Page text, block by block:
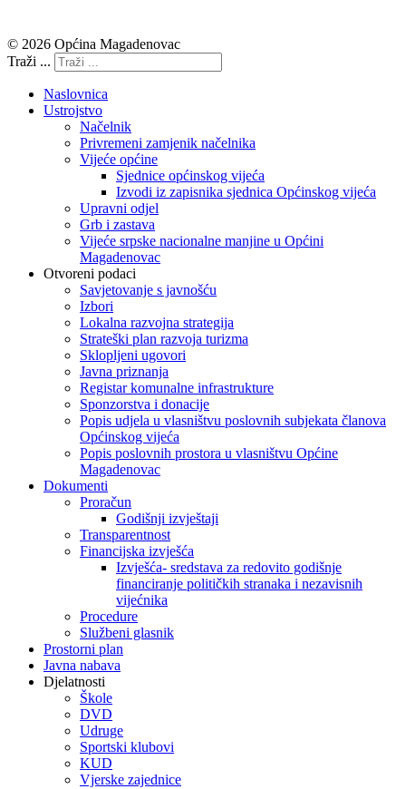
© 2026 Općina Magadenovac
Traži ...
Naslovnica
Ustrojstvo
Načelnik
Privremeni zamjenik načelnika
Vijeće općine
Sjednice općinskog vijeća
Izvodi iz zapisnika sjednica Općinskog vijeća
Upravni odjel
Grb i zastava
Vijeće srpske nacionalne manjine u Općini
Magadenovac
Otvoreni podaci
Savjetovanje s javnošću
Izbori
Lokalna razvojna strategija
Strateški plan razvoja turizma
Sklopljeni ugovori
Javna priznanja
Registar komunalne infrastrukture
Sponzorstva i donacije
Popis udjela u vlasništvu poslovnih subjekata članova
Općinskog vijeća
Popis poslovnih prostora u vlasništvu Općine
Magadenovac
Dokumenti
Proračun
Godišnji izvještaji
Transparentnost
Financijska izvješća
Izvješća- sredstava za redovito godišnje
financiranje političkih stranaka i nezavisnih
vijećnika
Procedure
Službeni glasnik
Prostorni plan
Javna nabava
Djelatnosti
Škole
DVD
Udruge
Sportski klubovi
KUD
Vjerske zajednice